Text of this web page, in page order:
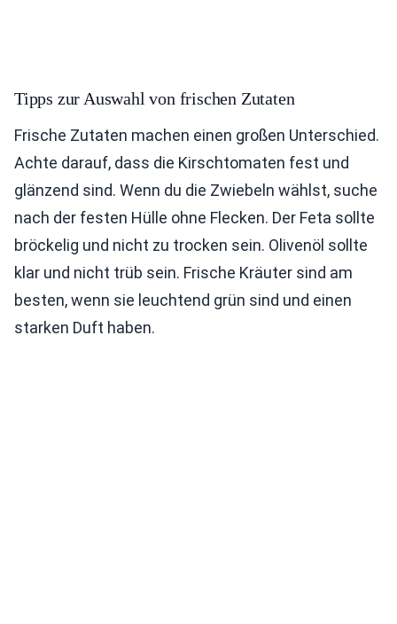
Tipps zur Auswahl von frischen Zutaten
Frische Zutaten machen einen großen Unterschied.
Achte darauf, dass die Kirschtomaten fest und
glänzend sind. Wenn du die Zwiebeln wählst, suche
nach der festen Hülle ohne Flecken. Der Feta sollte
bröckelig und nicht zu trocken sein. Olivenöl sollte
klar und nicht trüb sein. Frische Kräuter sind am
besten, wenn sie leuchtend grün sind und einen
starken Duft haben.